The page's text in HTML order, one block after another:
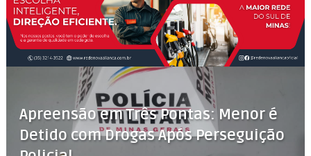
Apreensão em Três Pontas: Menor é
Detido com Drogas Após Perseguição